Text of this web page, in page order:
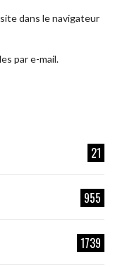
dans le navigateur
par e-mail.
21
955
1739